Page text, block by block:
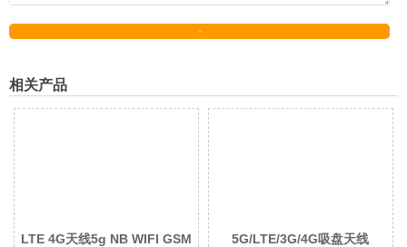
相关产品
LTE 4G天线5g NB WIFI GSM
5G/LTE/3G/4G吸盘天线